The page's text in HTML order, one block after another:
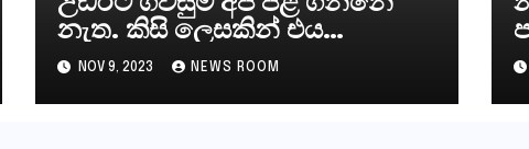
නැත. කිසි ලෙසකින් එය
නීත්‍යානුකූල ලියවිල්ලක් නො වේ.
සිංහල ප්‍රතිපත්ති කේන්ද්‍රයෙන්
ජනාධිපති දැන් වූ ලිපියෙන්
NOV 9, 2023 NEWS ROOM